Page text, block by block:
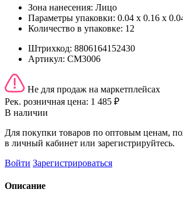
Зона нанесения: Лицо
Параметры упаковки: 0.04 x 0.16 x
Количество в упаковке: 12
Штрихкод: 8806164152430
Артикул: СМ3006
Не для продаж на маркетплейсах
Рек. розничная цена: 1 485 ₽
В наличии
Для покупки товаров по оптовым ценам,
в личный кабинет или зарегистрируйтесь.
Войти Зарегистрироваться
Описание